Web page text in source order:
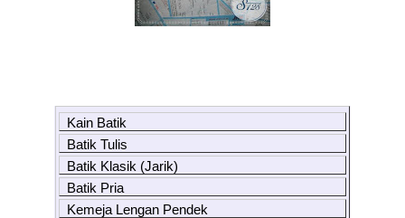
Kain Batik
Batik Tulis
Batik Klasik (Jarik)
Batik Pria
Kemeja Lengan Pendek